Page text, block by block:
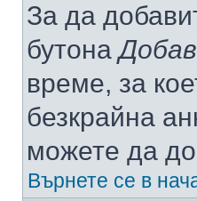
За да
бутона
време, за
безкрайна
можете да
Върнете се в